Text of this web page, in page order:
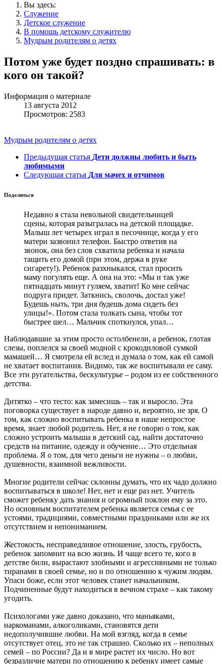
Вы здесь:
Служение
Детское служение
В помощь детскому служителю
Мудрым родителям о детях
Потом уже будет поздно спрашивать: в
кого он такой?
Информация о материале
13 августа 2012
Просмотров: 2583
Мудрым родителям о детях
Предыдущая статья Дети должны любить и быть
любимыми
Следующая статья Для мачех и отчимов
Поделиться
Недавно я стала невольной свидетельницей
сцены, которая разыгралась на детской площадке.
Малыш лет четырех играл в песочнице, когда у его
матери зазвонил телефон. Быстро ответив на
звонок, она без слов схватила ребенка и начала
тащить его домой (при этом, держа в руке
сигарету!). Ребенок разхныкался, стал просить
маму погулять еще. А она на это: «Мы и так уже
пятнадцать минут гуляем, хватит! Ко мне сейчас
подруга придет. Заткнись, сволочь, достал уже!
Будешь ныть, три дня будешь дома сидеть без
улицы!». Потом стала толкать сына, чтобы тот
быстрее шел… Мальчик споткнулся, упал…
Наблюдавшие за этим просто остолбенели, а ребенок, глотая
слезы, поплелся за своей модной с крокодиловой сумкой
мамашей… Я смотрела ей вслед и думала о том, как ей самой
не хватает воспитания. Видимо, так же воспитывали ее саму.
Все эти ругательства, бескультурье – родом из ее собственного
детства.
Дитятко – что тесто: как замесишь – так и выросло. Эта
поговорка существует в народе давно и, вероятно, не зря. О
том, как сложно воспитывать ребенка в наше непростое
время, знает любой родитель. Нет, я не говорю о том, как
сложно устроить малыша в детский сад, найти достаточно
средств на питание, одежду и обучение… Это отдельная
проблема. Я о том, для чего деньги не нужны – о любви,
душевности, взаимной вежливости.
Многие родители сейчас склонны думать, что их чадо должно
воспитываться в школе! Нет, нет и еще раз нет. Учитель
сможет ребенку дать знания и огромный поклон ему за это.
Но основным воспитателем ребенка является семья с ее
устоями, традициями, совместными праздниками или же их
отсутствием и непониманием.
Жестокость, несправедливое отношение, злость, грубость,
ребенок запомнит на всю жизнь. И чаще всего те, кого в
детстве били, вырастают злобными и агрессивными не только
тиранами в своей семье, но и по отношению к чужим людям.
Упаси боже, если этот человек станет начальником.
Подчиненные будут находиться в вечном страхе – как такому
угодить.
Психологами уже давно доказано, что маньяками,
наркоманами, алкоголиками, становятся дети
недополучившие любви. На мой взгляд, когда в семье
отсутствует отец, это не так страшно. Сколько их – неполных
семей – по России? Да и в мире растет их число. Но вот
безразличие матери по отношению к ребенку имеет самые